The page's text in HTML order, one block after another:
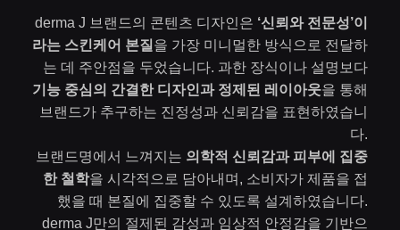
derma J 브랜드의 콘텐츠 디자인은 ‘신뢰와 전문성’이
라는 스킨케어 본질 을 가장 미니멀한 방식으로 전달하
는 데 주안점을 두었습니다. 과한 장식이나 설명보다
기능 중심의 간결한 디자인과 정제된 레이아웃을 통해
브랜드가 추구하는 진정성과 신뢰감을 표현하였습니
다.
브랜드명에서 느껴지는 의학적 신뢰감과 피부에 집중
한 철학을 시각적으로 담아내며, 소비자가 제품을 접
했을 때 본질에 집중할 수 있도록 설계하였습니다.
derma J만의 절제된 감성과 임상적 안정감을 기반으